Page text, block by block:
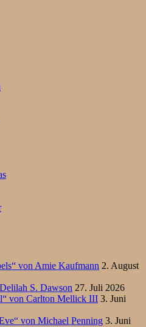
von Amie Kaufmann 2. August
S. Dawson 27. Juli 2026
von Carlton Mellick III 3. Juni
von Michael Penning 3. Juni